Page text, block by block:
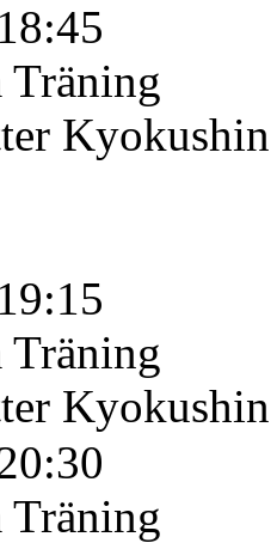
Träning
Träning
Träning